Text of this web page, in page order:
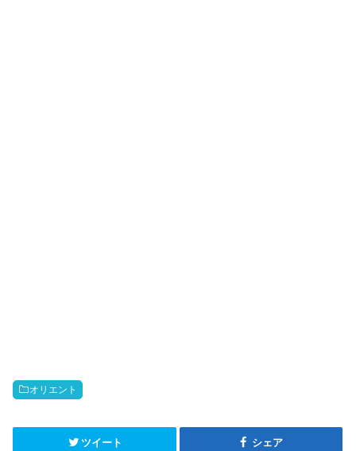
オリエント
ツイート シェア